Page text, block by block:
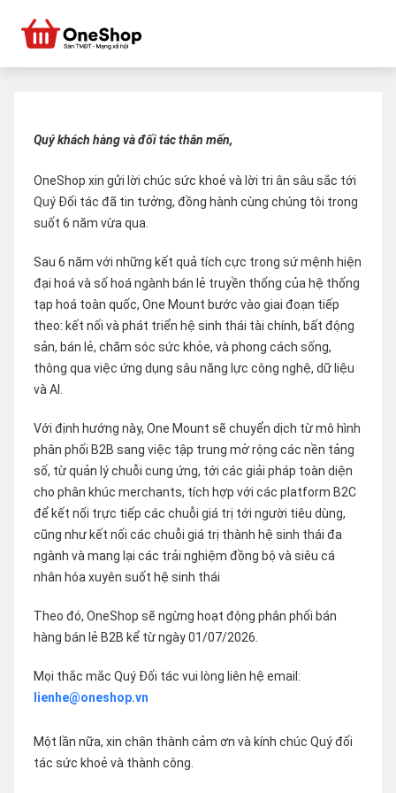
Quý khách hàng và đối tác thân mến,
OneShop xin gửi lời chúc sức khoẻ và lời tri ân sâu sắc tới
Quý Đối tác đã tin tưởng, đồng hành cùng chúng tôi trong
suốt 6 năm vừa qua.
Sau 6 năm với những kết quả tích cực trong sứ mệnh hiện
đại hoá và số hoá ngành bán lẻ truyền thống của hệ thống
tạp hoá toàn quốc, One Mount bước vào giai đoạn tiếp
theo: kết nối và phát triển hệ sinh thái tài chính, bất động
sản, bán lẻ, chăm sóc sức khỏe, và phong cách sống,
thông qua việc ứng dụng sâu năng lực công nghệ, dữ liệu
và AI.
Với định hướng này, One Mount sẽ chuyển dịch từ mô hình
phân phối B2B sang việc tập trung mở rộng các nền tảng
số, từ quản lý chuỗi cung ứng, tới các giải pháp toàn diện
cho phân khúc merchants, tích hợp với các platform B2C
để kết nối trực tiếp các chuỗi giá trị tới người tiêu dùng,
cũng như kết nối các chuỗi giá trị thành hệ sinh thái đa
ngành và mang lại các trải nghiệm đồng bộ và siêu cá
nhân hóa xuyên suốt hệ sinh thái
Theo đó, OneShop sẽ ngừng hoạt động phân phối bán
hàng bán lẻ B2B kể từ ngày 01/07/2026.
Mọi thắc mắc Quý Đối tác vui lòng liên hệ email:
lienhe@oneshop.vn
Một lần nữa, xin chân thành cảm ơn và kính chúc Quý đối
tác sức khoẻ và thành công.